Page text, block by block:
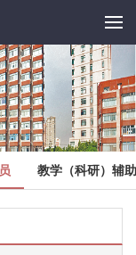
教学（科研）辅